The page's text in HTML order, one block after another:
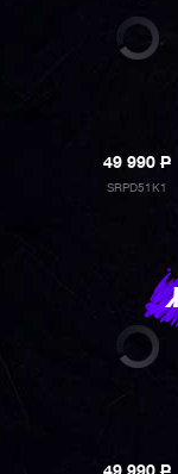
49 990P
SRPD51K1